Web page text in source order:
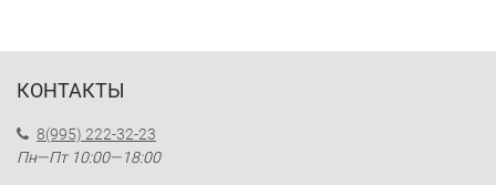
КОНТАКТЫ
8(995) 222-32-23
Пн—Пт 10:00—18:00